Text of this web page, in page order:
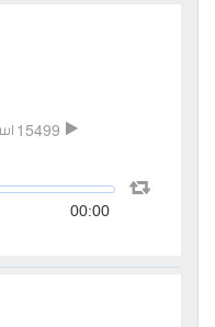
15499
00:00